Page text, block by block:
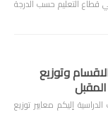
قطاع التعليم حسب الدرجة
وتوزيع
إليكم معايير توزيع